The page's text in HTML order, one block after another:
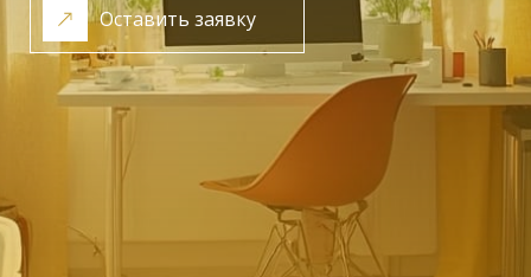
Оставить заявку